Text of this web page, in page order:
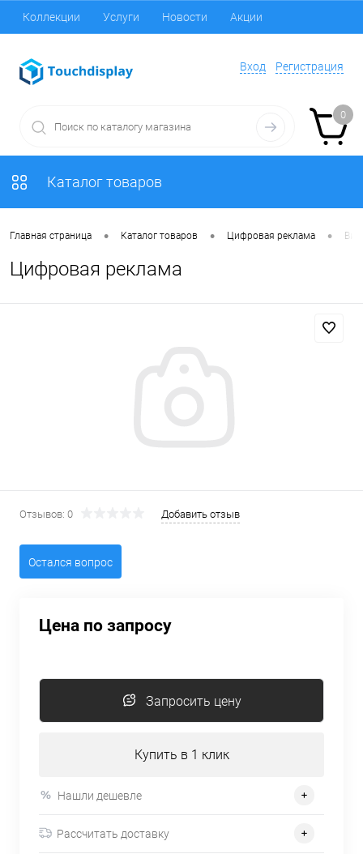
Коллекции Услуги Новости Акции
Вход Регистрация
0
Каталог товаров
Главная страница • Каталог товаров • Цифровая реклама •
Цифровая реклама
Отзывов: 0 Добавить отзыв
Остался вопрос
Цена по запросу
Запросить цену
Купить в 1 клик
Нашли дешевле
Рассчитать доставку